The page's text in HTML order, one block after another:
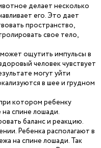
делает несколько
его. Это дает
пространство,
свое тело,
ощутить импульсы в
человек чувствует
могут уйти
в шее и грудном
котором ребенку
спине лошади.
баланс и реакцию.
Ребенка располагают в
на спине лошади. Так